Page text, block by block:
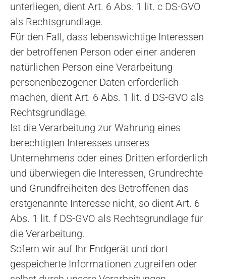
unterliegen, dient Art. 6 Abs. 1 lit. c DS-GVO
als Rechtsgrundlage.
Für den Fall, dass lebenswichtige Interessen
der betroffenen Person oder einer anderen
natürlichen Person eine Verarbeitung
personenbezogener Daten erforderlich
machen, dient Art. 6 Abs. 1 lit. d DS-GVO als
Rechtsgrundlage.
Ist die Verarbeitung zur Wahrung eines
berechtigten Interesses unseres
Unternehmens oder eines Dritten erforderlich
und überwiegen die Interessen, Grundrechte
und Grundfreiheiten des Betroffenen das
erstgenannte Interesse nicht, so dient Art. 6
Abs. 1 lit. f DS-GVO als Rechtsgrundlage für
die Verarbeitung.
Sofern wir auf Ihr Endgerät und dort
gespeicherte Informationen zugreifen oder